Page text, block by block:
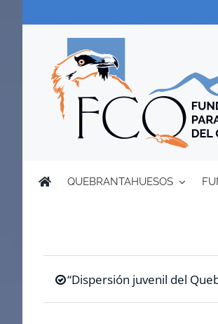
QUEBRANTAHUESOS
“Dispersión juvenil del